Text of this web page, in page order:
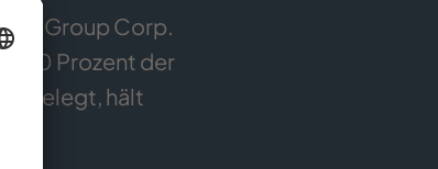
Group Corp.
50 Prozent der
hält